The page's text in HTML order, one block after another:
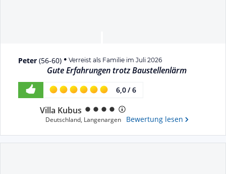
Peter (56-60) Verreist als Familie im Juli 2026
Gute Erfahrungen trotz Baustellenlärm
6,0/ 6
Villa Kubus
Deutschland, Langenargen Bewertung lesen